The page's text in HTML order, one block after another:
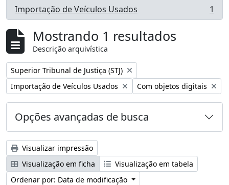
Importação de Veículos Usados
, 1 resultados 1
Mostrando 1 resultados
Descrição arquivística
Remover filtro:
Superior Tribunal de Justiça (STJ)
Remover filtro:
Importação de Veículos Usados Remover filtro:
Com objetos digitais
Opções avançadas de busca
Visualizar impressão
Visualização em ficha
Visualização em tabela
Ordenar por: Data de modificação